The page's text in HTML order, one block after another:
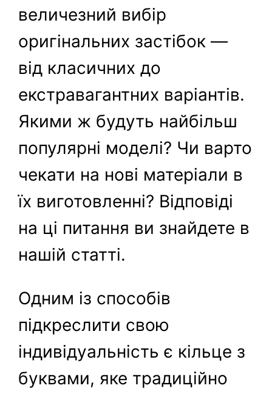
величезний вибір
оригінальних застібок —
від класичних до
екстравагантних варіантів.
Якими ж будуть найбільш
популярні моделі? Чи варто
чекати на нові матеріали в
їх виготовленні? Відповіді
на ці питання ви знайдете в
нашій статті.
Одним із способів
підкреслити свою
індивідуальність є кільце з
буквами, яке традиційно